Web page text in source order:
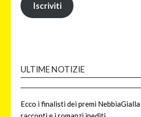
Iscriviti
ULTIME NOTIZIE
Ecco i finalisti dei premi